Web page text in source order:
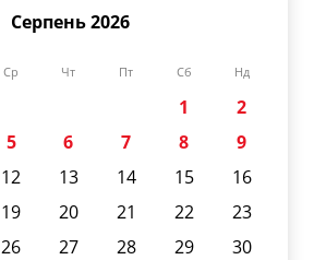
Серпень 2026
Ср Чт Пт Сб Нд
1
2
5 6 7 8
9
12 13 14 15
16
19 20 21 22
23
26 27 28 29
30